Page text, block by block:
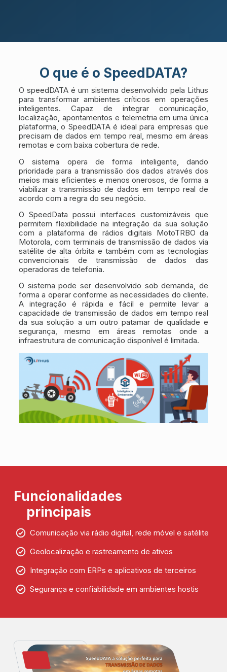
O que é o SpeedDATA?
O speedDATA é um sistema desenvolvido pela Lithus
para transformar ambientes críticos em operações
inteligentes. Capaz de integrar comunicação,
localização, apontamentos e telemetria em uma única
plataforma, o SpeedDATA é ideal para empresas que
precisam de dados em tempo real, mesmo em áreas
remotas e com baixa cobertura de rede.
O sistema opera de forma inteligente, dando
prioridade para a transmissão dos dados através dos
meios mais eficientes e menos onerosos, de forma a
viabilizar a transmissão de dados em tempo real de
acordo com a regra do seu negócio.
O SpeedData possui interfaces customizáveis que
permitem flexibilidade na integração da sua solução
com a plataforma de rádios digitais MotoTRBO da
Motorola, com terminais de transmissão de dados via
satélite de alta órbita e também com as tecnologias
convencionais de transmissão de dados das
operadoras de telefonia.
O sistema pode ser desenvolvido sob demanda, de
forma a operar conforme as necessidades do cliente.
A integração é rápida e fácil e permite levar a
capacidade de transmissão de dados em tempo real
da sua solução a um outro patamar de qualidade e
segurança, mesmo em áreas remotas onde a
infraestrutura de comunicação disponível é limitada.
Funcionalidades
principais
Comunicação via rádio digital, rede móvel e satélite
Geolocalização e rastreamento de ativos
Integração com ERPs e aplicativos de terceiros
Segurança e confiabilidade em ambientes hostis